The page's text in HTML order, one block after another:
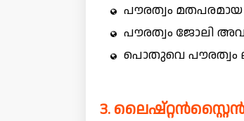
പൗരത്വം
പൗരത്വം ജോലി
പൊതുവെ പൗരത്വം
3. ലൈഷ്‌റ്റൻസ്റ്റൈൻ